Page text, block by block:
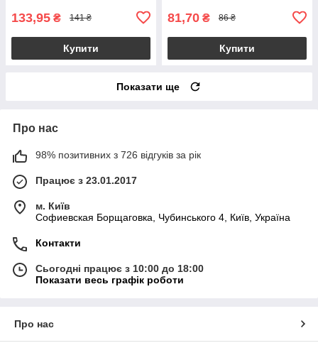
133,95 ₴ 141 ₴
Купити
81,70 ₴ 86 ₴
Купити
Показати ще
Про нас
98% позитивних з 726 відгуків за рік
Працює з 23.01.2017
м. Київ
Софиевская Борщаговка, Чубинського 4, Київ, Україна
Контакти
Сьогодні працює з 10:00 до 18:00
Показати весь графік роботи
Про нас